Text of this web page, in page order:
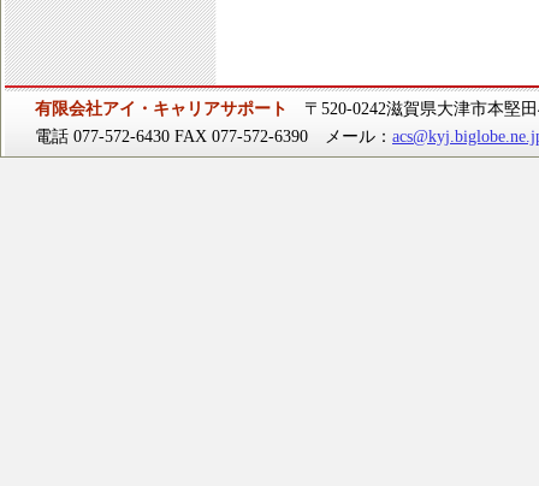
有限会社アイ・キャリアサポート
〒520-0242滋賀県大津市本堅
電話 077-572-6430 FAX 077-572-6390 メール：